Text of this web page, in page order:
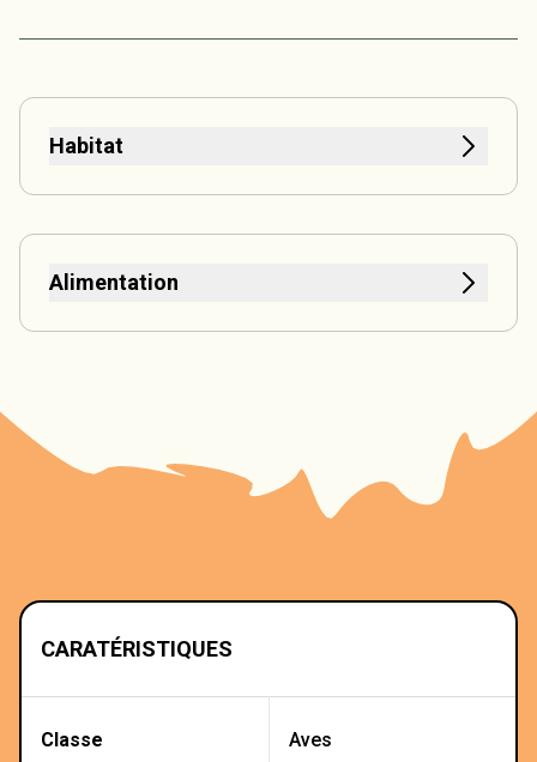
Habitat
Alimentation
CARATÉRISTIQUES
Classe Aves